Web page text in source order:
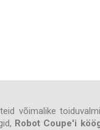
võimalike
Robot Coupe'i